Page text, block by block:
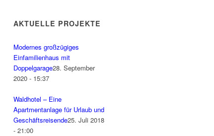
AKTUELLE PROJEKTE
Modernes großzügiges
Einfamilienhaus mit
Doppelgarage28. September
2020 - 15:37
Waldhotel – Eine
Apartmentanlage für Urlaub und
Geschäftsreisende25. Juli 2018
- 21:00